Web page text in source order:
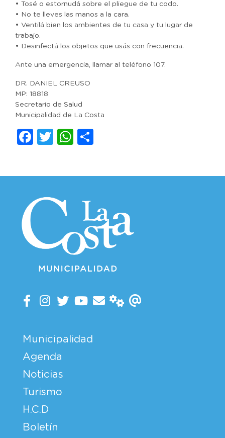
• Tosé o estornudá sobre el pliegue de tu codo.
• No te lleves las manos a la cara.
• Ventilá bien los ambientes de tu casa y tu lugar de
trabajo.
• Desinfectá los objetos que usás con frecuencia.
Ante una emergencia, llamar al teléfono 107.
DR. DANIEL CREUSO
MP: 18818
Secretario de Salud
Municipalidad de La Costa
Facebook
TwitterWhatsApp
Municipalidad
Agenda
Noticias
Turismo
H.C.D
Boletín